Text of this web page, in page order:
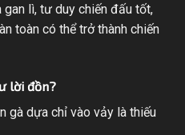
gan lì, tư duy chiến đấu tốt,
toàn có thể trở thành chiến
lời đồn?
gà dựa chỉ vào vảy là thiếu